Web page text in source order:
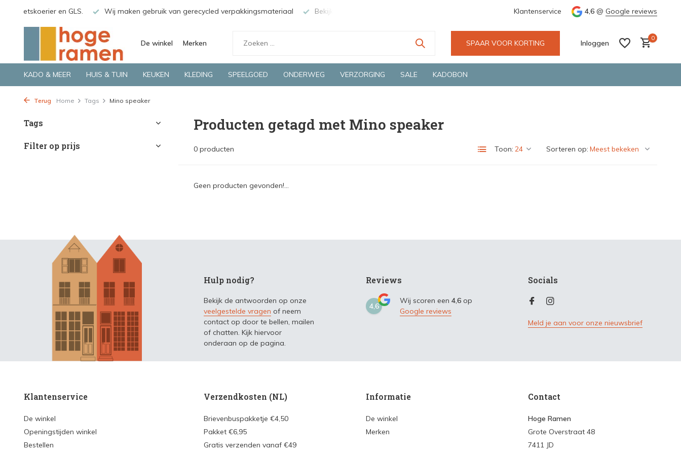
Fietskoerier en GLS. Wij maken gebruik van gerecycled verpakkingsmateriaal Bekijk de producten live in onze winkel in Deventer Groene en snelle bezorging door o.a. Fietskoerier en
Klantenservice 4,6 @ Google reviews
De winkel Merken SPAAR VOOR KORTING Inloggen
0
KADO & MEER HUIS & TUIN KEUKEN KLEDING SPEELGOED ONDERWEG VERZORGING SALE KADOBON
Terug Home Tags Mino speaker
Tags
Filter op prijs
Producten getagd met Mino speaker
0 producten Toon: Sorteren op:
Geen producten gevonden!...
Hulp nodig?
Bekijk de antwoorden op onze
veelgestelde vragen of neem
contact op door te bellen, mailen
of chatten. Kijk hiervoor
onderaan op de pagina.
Reviews
4,6
Wij scoren een 4,6 op
Google reviews
Socials
Meld je aan voor onze nieuwsbrief
Klantenservice
De winkel
Openingstijden winkel
Bestellen
Verzendkosten (NL)
Brievenbuspakketje €4,50
Pakket €6,95
Gratis verzenden vanaf €49
Informatie
De winkel
Merken
Contact
Hoge Ramen
Grote Overstraat 48
7411 JD